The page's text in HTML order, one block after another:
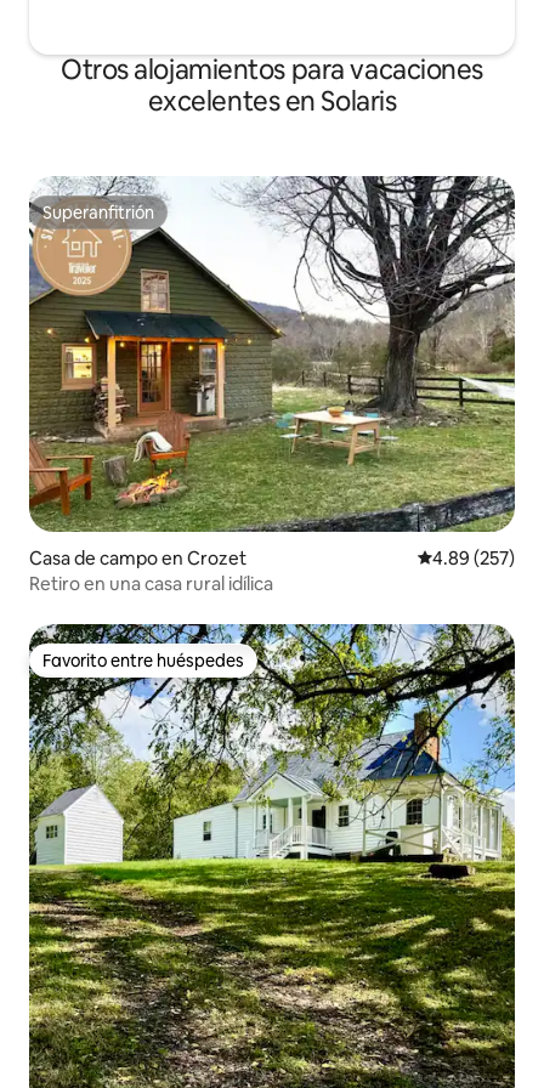
Otros alojamientos para vacaciones
excelentes en Solaris
Superanfitrión
Superanfitrión
Casa de campo en Crozet Calificación
4.89 (257)
Retiro en una casa rural idílica
Favorito entre huéspedes
Favorito entre huéspedes